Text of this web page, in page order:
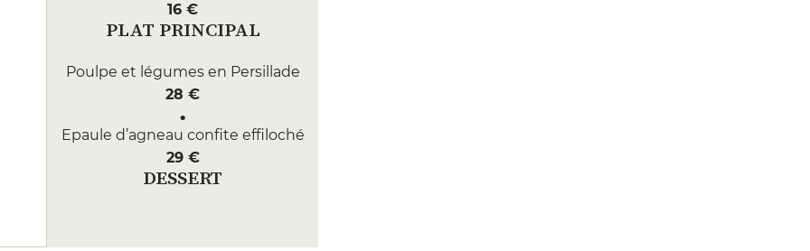
16 €
PLAT PRINCIPAL
Poulpe et légumes en Persillade
28 €
Epaule d’agneau confite effiloché
29 €
DESSERT